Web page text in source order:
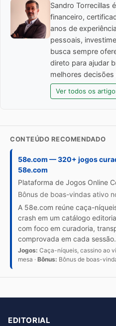
Sandro Torrecillas
financeiro,
anos de
pessoais,
busca sempre
direto para ajudar
melhores decisões
Ver todos os
CONTEÚDO RECOMENDADO
58e.com — 320+ jogos
58e.com
Plataforma de Jogos Online
Bônus de boas-vindas ativo
A 58e.com reúne caça-
crash em um catálogo
com foco em curadoria,
comprovada em cada sessão.
Jogos: Caça-níqueis, cassino ao
mesa · Bônus: Bônus de boas-
EDITORIAL